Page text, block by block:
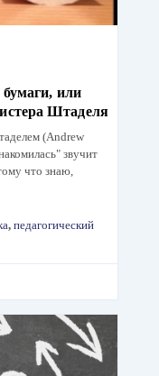
бумаги, или
Штаделя
(Andrew
звучит
что знаю,
, педагогический